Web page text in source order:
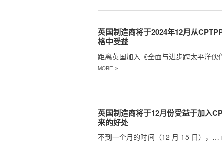
英国制造商将于2024年12月从
格中受益
距离英国加入《全面与进步跨太平洋
MORE »
英国制造商将于12月份受益于加入
来的好处
不到一个月的时间（12 月 15 日），…